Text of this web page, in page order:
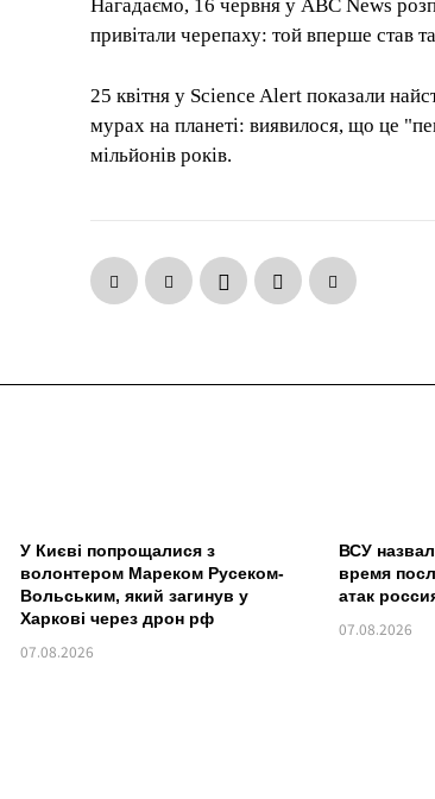
Нагадаємо, 16 червня у ABC News
привітали черепаху: той вперше став
25 квітня у Science Alert показали
мурах на планеті: виявилося, що це
мільйонів років.
У Києві попрощалися з
волонтером Мареком Русеком-
Вольським, який загинув у
Харкові через дрон рф
07.08.2026
ВСУ
время
атак
07.08.2026